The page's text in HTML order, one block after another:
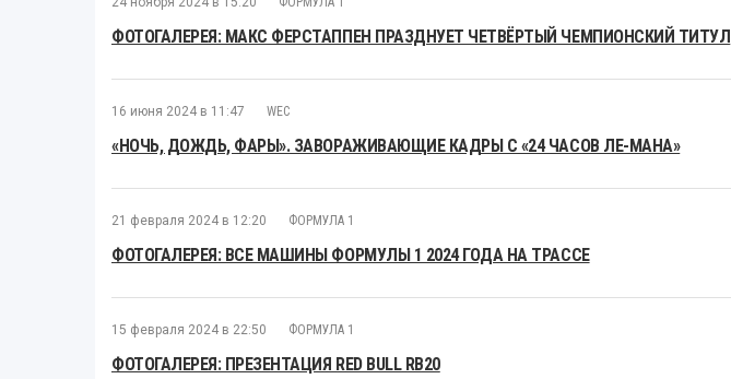
ФОТОГАЛЕРЕЯ: МАКС ФЕРСТАППЕН ПРАЗДНУЕТ ЧЕТВЁРТЫЙ ЧЕМПИОНСКИЙ ТИТУЛ
16 июня 2024 в 11:47 WEC
«НОЧЬ, ДОЖДЬ, ФАРЫ». ЗАВОРАЖИВАЮЩИЕ КАДРЫ С «24 ЧАСОВ ЛЕ-МАНА»
21 февраля 2024 в 12:20 ФОРМУЛА 1
ФОТОГАЛЕРЕЯ: ВСЕ МАШИНЫ ФОРМУЛЫ 1 2024 ГОДА НА ТРАССЕ
15 февраля 2024 в 22:50 ФОРМУЛА 1
ФОТОГАЛЕРЕЯ: ПРЕЗЕНТАЦИЯ RED BULL RB20